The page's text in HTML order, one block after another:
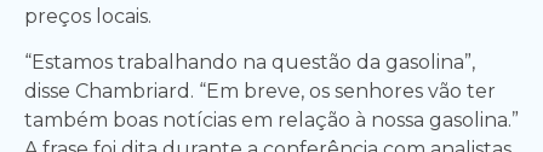
preços locais.
“Estamos trabalhando na questão da gasolina”,
disse Chambriard. “Em breve, os senhores vão ter
também boas notícias em relação à nossa gasolina.”